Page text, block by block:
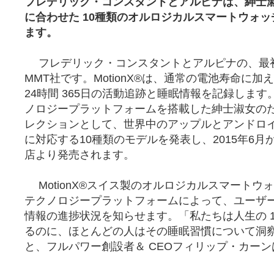
に合わせた 10種類のオルロジカルスマートウォ
ます。
フレデリック・コンスタントとアルピナの、最
MMT社です。MotionX®は、通常の電池寿命に加
24時間 365日の活動追跡と睡眠情報を記録します
ノロジープラットフォームを搭載した紳士淑女の
レクションとして、世界中のアップルとアンドロ
に対応する10種類のモデルを発表し、2015年6月
店より発売されます。
MotionX®スイス製のオルロジカルスマートウ
テクノロジープラットフォームによって、ユーザ
情報の進捗状況を知らせます。「私たちは人生の
るのに、ほとんどの人はその睡眠習慣について洞
と、フルパワー創設者＆ CEOフィリップ・カー